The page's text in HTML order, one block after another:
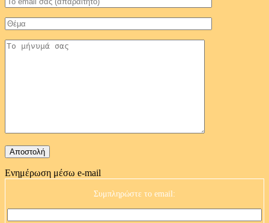
Ενημέρωση μέσω e-mail
Συμπληρώστε το email: